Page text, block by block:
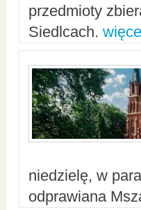
przedmioty
Siedlcach.
niedzielę, w
odprawiana